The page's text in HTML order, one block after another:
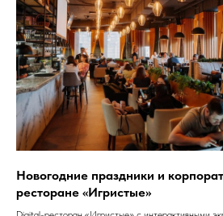
Новогодние праздники и
ресторанe «Игристые»